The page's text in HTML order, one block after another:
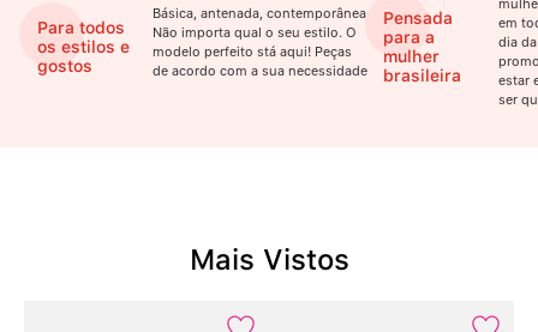
Para todos
os estilos e
gostos
Básica, antenada, contemporânea.
Não importa qual o seu estilo. O
modelo perfeito stá aqui! Peças
de acordo com a sua necessidade
Pensada
para a
mulher
brasileira
em
dia
estar
ser
Mais Vistos